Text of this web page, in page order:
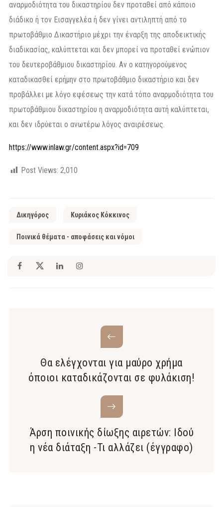
αναρμοδιότητα του δικαστηρίου δεν προταθεί από κάποιο
διάδικο ή τον Εισαγγελέα ή δεν γίνει αντιληπτή από το
πρωτοβάθμιο Δικαστήριο μέχρι την έναρξη της αποδεικτικής
διαδικασίας, καλύπτεται και δεν μπορεί να προταθεί ενώπιον
του δευτεροβάθμιου δικαστηρίου. Αν ο κατηγορούμενος
καταδικασθεί ερήμην στο πρωτοβάθμιο δικαστήριο και δεν
προβάλλει με λόγο εφέσεως την κατά τόπο αναρμοδιότητα του
πρωτοβάθμιου δικαστηρίου η αναρμοδιότητα αυτή καλύπτεται,
και δεν ιδρύεται ο ανωτέρω λόγος αναιρέσεως.
https://www.inlaw.gr/content.aspx?id=709
Post Views: 2,010
Δικηγόρος Κυριάκος Κόκκινος
Ποινικά θέματα - αποφάσεις και νόμοι
Θα ελέγχονται για μαύρο χρήμα
όποιοι καταδικάζονται σε φυλάκιση!
Άρση ποινικής δίωξης αιρετών: Ιδού
η νέα διάταξη -Τι αλλάζει (έγγραφο)